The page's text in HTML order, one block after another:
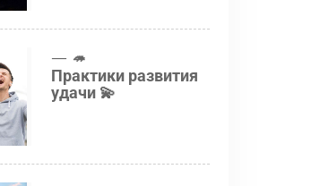
🦔
Практики развития
удачи 💫